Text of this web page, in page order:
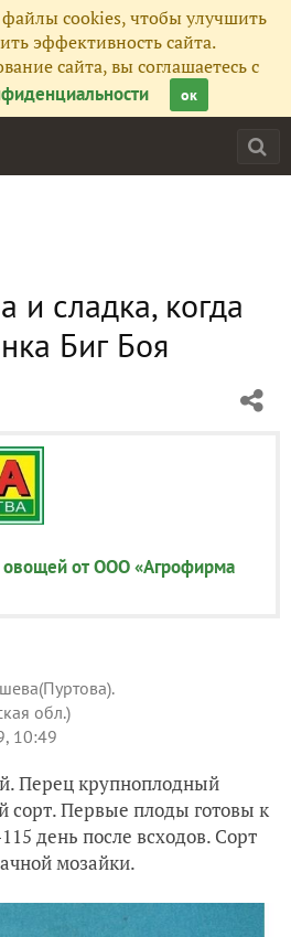
cookies, чтобы улучшить
эффективность сайта.
сайта, вы соглашаетесь с
ок
сладка, когда
Биг Боя
овощей от ООО «Агрофирма
обл.)
10:49
Перец крупноплодный
сорт. Первые плоды готовы к
день после всходов. Сорт
мозайки.